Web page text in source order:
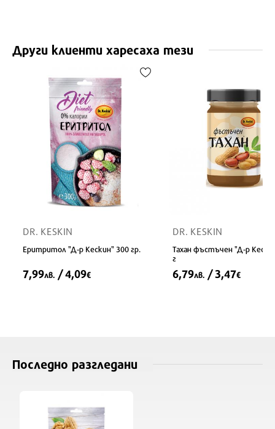
Други клиенти харесаха тези
DR. KESKIN
Еритритол "Д-р Кескин" 300 гр.
7,99лв. / 4,09€
DR. KESKIN
Тахан фъстъчен "Д-р
г
6,79лв. / 3,47€
Последно разгледани